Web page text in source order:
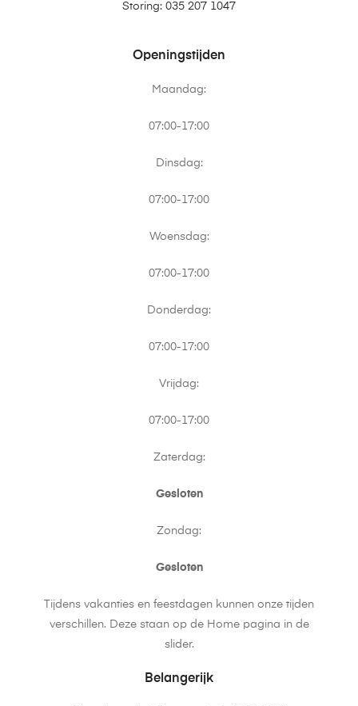
Storing: 035 207 1047
Openingstijden
Maandag:
07:00-17:00
Dinsdag:
07:00-17:00
Woensdag:
07:00-17:00
Donderdag:
07:00-17:00
Vrijdag:
07:00-17:00
Zaterdag:
Gesloten
Zondag:
Gesloten
Tijdens vakanties en feestdagen kunnen onze tijden
verschillen. Deze staan op de Home pagina in de
slider.
Belangerijk